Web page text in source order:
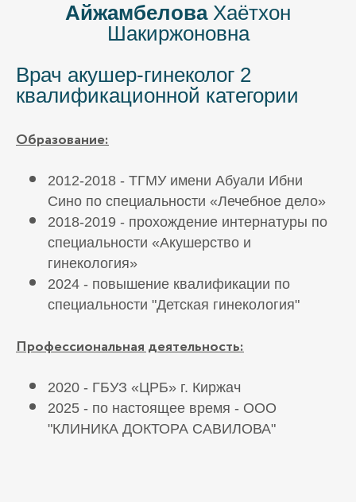
Айжамбелова Хаётхон
Шакиржоновна
Врач акушер-гинеколог 2
квалификационной категории
Образование:
2012-2018 - ТГМУ имени Абуали Ибни
Сино по специальности «Лечебное дело»
2018-2019 - прохождение интернатуры по
специальности «Акушерство и
гинекология»
2024 - повышение квалификации по
специальности "Детская гинекология"
Профессиональная деятельность:
2020 - ГБУЗ «ЦРБ» г. Киржач
2025 - по настоящее время - ООО
"КЛИНИКА ДОКТОРА САВИЛОВА"